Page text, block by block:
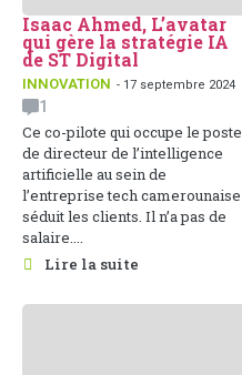
Isaac Ahmed, L’avatar
qui gère la stratégie IA
de ST Digital
INNOVATION - 17 septembre 2024
1
Ce co-pilote qui occupe le poste
de directeur de l’intelligence
artificielle au sein de
l’entreprise tech camerounaise
séduit les clients. Il n’a pas de
salaire....
Lire la suite